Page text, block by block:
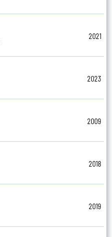
2021
2023
2009
2018
2019